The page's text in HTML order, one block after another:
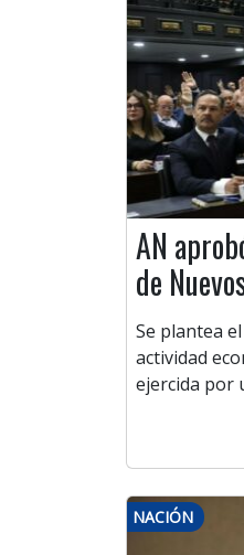
AN
de
Se plantea
actividad
ejercida por
NACIÓN